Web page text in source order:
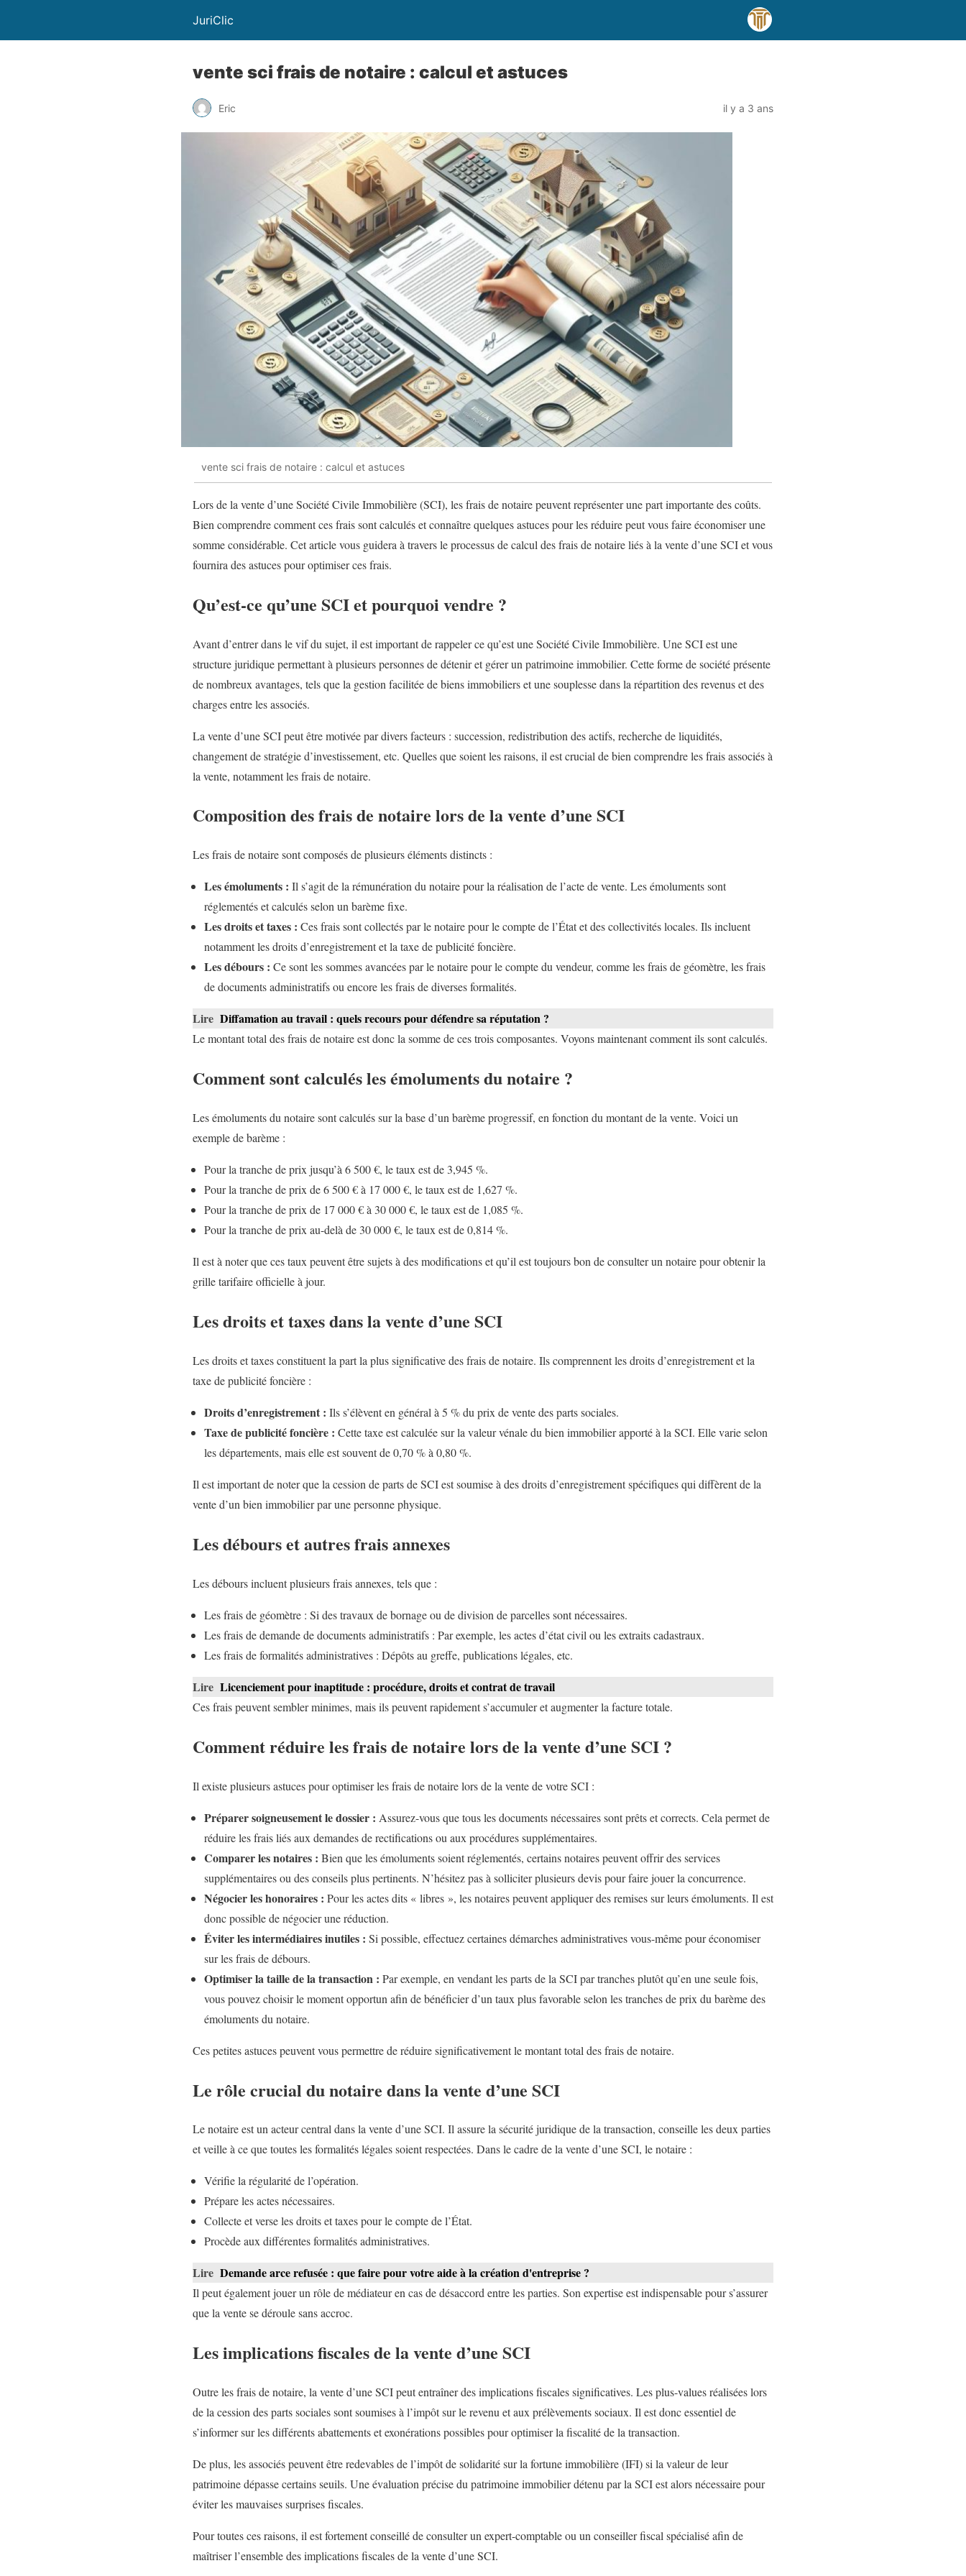
JuriClic
vente sci frais de notaire : calcul et astuces
Eric il y a 3 ans
vente sci frais de notaire : calcul et astuces
Lors de la vente d’une Société Civile Immobilière (SCI), les frais de notaire peuvent représenter une part importante des coûts.
Bien comprendre comment ces frais sont calculés et connaître quelques astuces pour les réduire peut vous faire économiser une
somme considérable. Cet article vous guidera à travers le processus de calcul des frais de notaire liés à la vente d’une SCI et vous
fournira des astuces pour optimiser ces frais.
Qu’est-ce qu’une SCI et pourquoi vendre ?
Avant d’entrer dans le vif du sujet, il est important de rappeler ce qu’est une Société Civile Immobilière. Une SCI est une
structure juridique permettant à plusieurs personnes de détenir et gérer un patrimoine immobilier. Cette forme de société présente
de nombreux avantages, tels que la gestion facilitée de biens immobiliers et une souplesse dans la répartition des revenus et des
charges entre les associés.
La vente d’une SCI peut être motivée par divers facteurs : succession, redistribution des actifs, recherche de liquidités,
changement de stratégie d’investissement, etc. Quelles que soient les raisons, il est crucial de bien comprendre les frais associés à
la vente, notamment les frais de notaire.
Composition des frais de notaire lors de la vente d’une SCI
Les frais de notaire sont composés de plusieurs éléments distincts :
Les émoluments : Il s’agit de la rémunération du notaire pour la réalisation de l’acte de vente. Les émoluments sont
réglementés et calculés selon un barème fixe.
Les droits et taxes : Ces frais sont collectés par le notaire pour le compte de l’État et des collectivités locales. Ils incluent
notamment les droits d’enregistrement et la taxe de publicité foncière.
Les débours : Ce sont les sommes avancées par le notaire pour le compte du vendeur, comme les frais de géomètre, les frais
de documents administratifs ou encore les frais de diverses formalités.
Lire Diffamation au travail : quels recours pour défendre sa réputation ?
Le montant total des frais de notaire est donc la somme de ces trois composantes. Voyons maintenant comment ils sont calculés.
Comment sont calculés les émoluments du notaire ?
Les émoluments du notaire sont calculés sur la base d’un barème progressif, en fonction du montant de la vente. Voici un
exemple de barème :
Pour la tranche de prix jusqu’à 6 500 €, le taux est de 3,945 %.
Pour la tranche de prix de 6 500 € à 17 000 €, le taux est de 1,627 %.
Pour la tranche de prix de 17 000 € à 30 000 €, le taux est de 1,085 %.
Pour la tranche de prix au-delà de 30 000 €, le taux est de 0,814 %.
Il est à noter que ces taux peuvent être sujets à des modifications et qu’il est toujours bon de consulter un notaire pour obtenir la
grille tarifaire officielle à jour.
Les droits et taxes dans la vente d’une SCI
Les droits et taxes constituent la part la plus significative des frais de notaire. Ils comprennent les droits d’enregistrement et la
taxe de publicité foncière :
Droits d’enregistrement : Ils s’élèvent en général à 5 % du prix de vente des parts sociales.
Taxe de publicité foncière : Cette taxe est calculée sur la valeur vénale du bien immobilier apporté à la SCI. Elle varie selon
les départements, mais elle est souvent de 0,70 % à 0,80 %.
Il est important de noter que la cession de parts de SCI est soumise à des droits d’enregistrement spécifiques qui diffèrent de la
vente d’un bien immobilier par une personne physique.
Les débours et autres frais annexes
Les débours incluent plusieurs frais annexes, tels que :
Les frais de géomètre : Si des travaux de bornage ou de division de parcelles sont nécessaires.
Les frais de demande de documents administratifs : Par exemple, les actes d’état civil ou les extraits cadastraux.
Les frais de formalités administratives : Dépôts au greffe, publications légales, etc.
Lire Licenciement pour inaptitude : procédure, droits et contrat de travail
Ces frais peuvent sembler minimes, mais ils peuvent rapidement s’accumuler et augmenter la facture totale.
Comment réduire les frais de notaire lors de la vente d’une SCI ?
Il existe plusieurs astuces pour optimiser les frais de notaire lors de la vente de votre SCI :
Préparer soigneusement le dossier : Assurez-vous que tous les documents nécessaires sont prêts et corrects. Cela permet de
réduire les frais liés aux demandes de rectifications ou aux procédures supplémentaires.
Comparer les notaires : Bien que les émoluments soient réglementés, certains notaires peuvent offrir des services
supplémentaires ou des conseils plus pertinents. N’hésitez pas à solliciter plusieurs devis pour faire jouer la concurrence.
Négocier les honoraires : Pour les actes dits « libres », les notaires peuvent appliquer des remises sur leurs émoluments. Il est
donc possible de négocier une réduction.
Éviter les intermédiaires inutiles : Si possible, effectuez certaines démarches administratives vous-même pour économiser
sur les frais de débours.
Optimiser la taille de la transaction : Par exemple, en vendant les parts de la SCI par tranches plutôt qu’en une seule fois,
vous pouvez choisir le moment opportun afin de bénéficier d’un taux plus favorable selon les tranches de prix du barème des
émoluments du notaire.
Ces petites astuces peuvent vous permettre de réduire significativement le montant total des frais de notaire.
Le rôle crucial du notaire dans la vente d’une SCI
Le notaire est un acteur central dans la vente d’une SCI. Il assure la sécurité juridique de la transaction, conseille les deux parties
et veille à ce que toutes les formalités légales soient respectées. Dans le cadre de la vente d’une SCI, le notaire :
Vérifie la régularité de l’opération.
Prépare les actes nécessaires.
Collecte et verse les droits et taxes pour le compte de l’État.
Procède aux différentes formalités administratives.
Lire Demande arce refusée : que faire pour votre aide à la création d'entreprise ?
Il peut également jouer un rôle de médiateur en cas de désaccord entre les parties. Son expertise est indispensable pour s’assurer
que la vente se déroule sans accroc.
Les implications fiscales de la vente d’une SCI
Outre les frais de notaire, la vente d’une SCI peut entraîner des implications fiscales significatives. Les plus-values réalisées lors
de la cession des parts sociales sont soumises à l’impôt sur le revenu et aux prélèvements sociaux. Il est donc essentiel de
s’informer sur les différents abattements et exonérations possibles pour optimiser la fiscalité de la transaction.
De plus, les associés peuvent être redevables de l’impôt de solidarité sur la fortune immobilière (IFI) si la valeur de leur
patrimoine dépasse certains seuils. Une évaluation précise du patrimoine immobilier détenu par la SCI est alors nécessaire pour
éviter les mauvaises surprises fiscales.
Pour toutes ces raisons, il est fortement conseillé de consulter un expert-comptable ou un conseiller fiscal spécialisé afin de
maîtriser l’ensemble des implications fiscales de la vente d’une SCI.